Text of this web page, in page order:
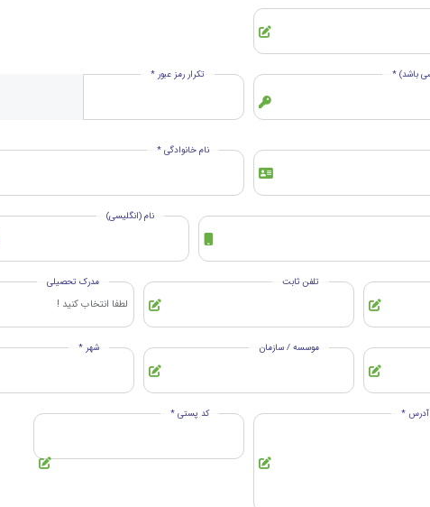
تکرار رمز عبور *
نام خانوادگی *
نام (انگلیسی)
تلفن ثابت مدرک تحصیلی
موسسه / سازمان شهر *
آدرس * کد پستی *